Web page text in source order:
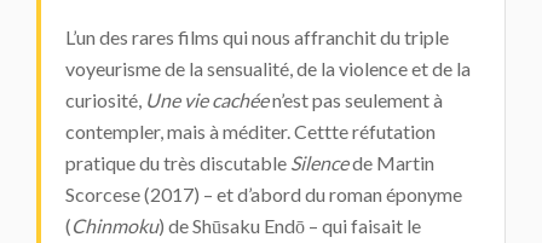
L’un des rares films qui nous affranchit du triple
voyeurisme de la sensualité, de la violence et de la
curiosité, Une vie cachéen’est pas seulement à
contempler, mais à méditer. Cettte réfutation
pratique du très discutable Silencede Martin
Scorcese (2017) – et d’abord du roman éponyme
(Chinmoku) de Shūsaku Endō – qui faisait le